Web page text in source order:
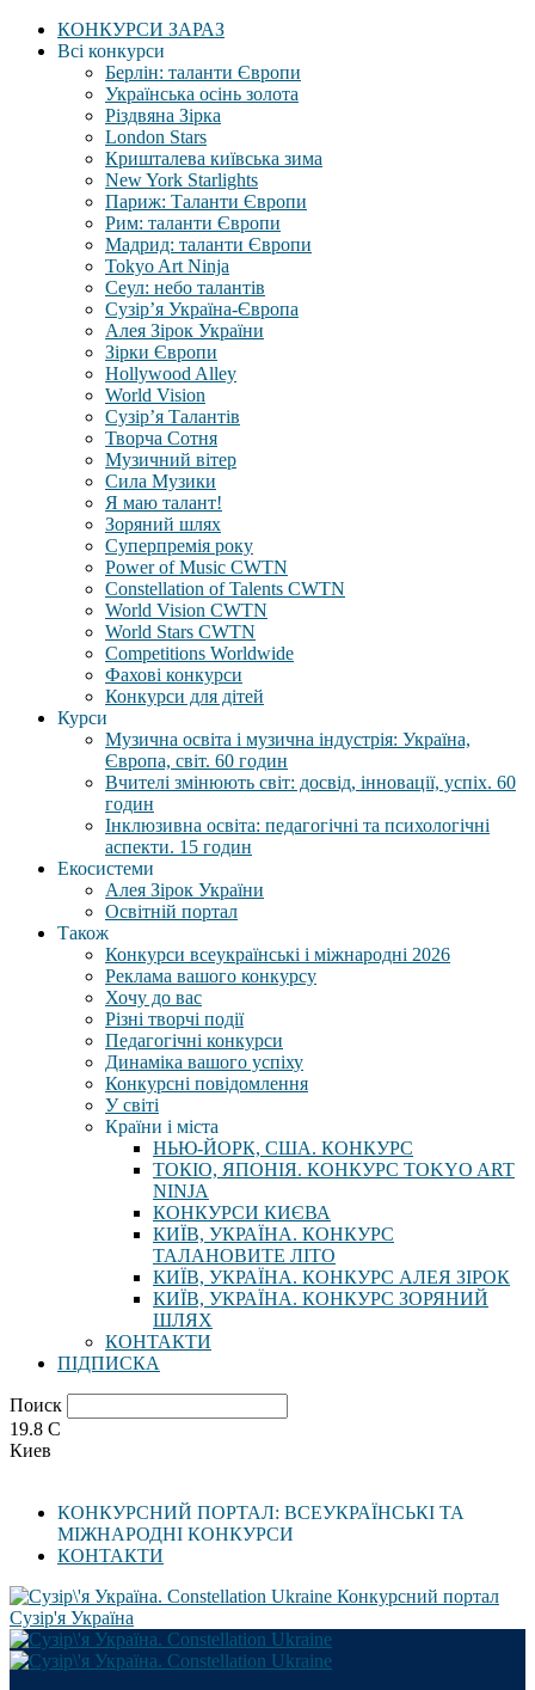
КОНКУРСИ ЗАРАЗ
Всі конкурси
Берлін: таланти Європи
Українська осінь золота
Різдвяна Зірка
London Stars
Кришталева київська зима
New York Starlights
Париж: Таланти Європи
Рим: таланти Європи
Мадрид: таланти Європи
Tokyo Art Ninja
Сеул: небо талантів
Сузір’я Україна-Європа
Алея Зірок України
Зірки Європи
Hollywood Alley
World Vision
Сузір’я Талантів
Творча Сотня
Музичний вітер
Сила Музики
Я маю талант!
Зоряний шлях
Суперпремія року
Power of Music CWTN
Constellation of Talents CWTN
World Vision CWTN
World Stars CWTN
Competitions Worldwide
Фахові конкурси
Конкурси для дітей
Курси
Музична освіта і музична індустрія: Україна,
Європа, світ. 60 годин
Вчителі змінюють світ: досвід, інновації, успіх. 60
годин
Інклюзивна освіта: педагогічні та психологічні
аспекти. 15 годин
Екосистеми
Алея Зірок України
Освітній портал
Також
Конкурси всеукраїнські і міжнародні 2026
Реклама вашого конкурсу
Хочу до вас
Різні творчі події
Педагогічні конкурси
Динаміка вашого успіху
Конкурсні повідомлення
У світі
Країни і міста
НЬЮ-ЙОРК, США. КОНКУРС
ТОКІО, ЯПОНІЯ. КОНКУРС TOKYO ART
NINJA
КОНКУРСИ КИЄВА
КИЇВ, УКРАЇНА. КОНКУРС
ТАЛАНОВИТЕ ЛІТО
КИЇВ, УКРАЇНА. КОНКУРС АЛЕЯ ЗІРОК
КИЇВ, УКРАЇНА. КОНКУРС ЗОРЯНИЙ
ШЛЯХ
КОНТАКТИ
ПІДПИСКА
Поиск
19.8 C
Киев
КОНКУРСНИЙ ПОРТАЛ: ВСЕУКРАЇНСЬКІ ТА
МІЖНАРОДНІ КОНКУРСИ
КОНТАКТИ
Конкурсний портал
Сузір'я Україна